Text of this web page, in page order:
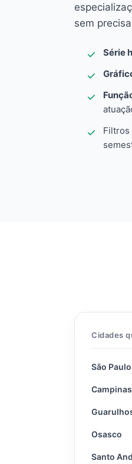
sem
Série
Filtros
Cidades
São Paulo
Campinas
Osasco
Santo